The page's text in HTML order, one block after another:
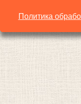
Политика